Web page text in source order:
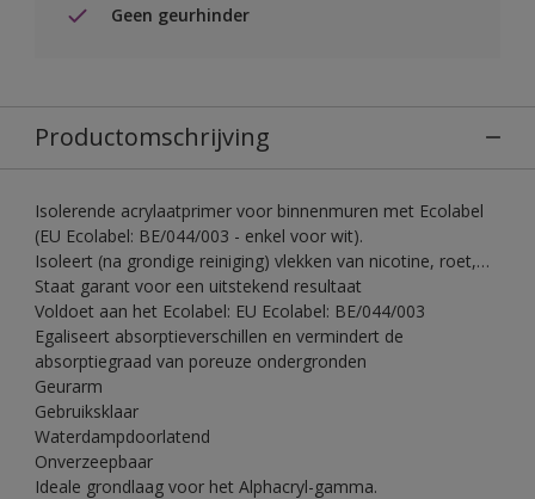
Geen geurhinder
Productomschrijving
Isolerende acrylaatprimer voor binnenmuren met Ecolabel
(EU Ecolabel: BE/044/003 - enkel voor wit).
Isoleert (na grondige reiniging) vlekken van nicotine, roet,…
Staat garant voor een uitstekend resultaat
Voldoet aan het Ecolabel: EU Ecolabel: BE/044/003
Egaliseert absorptieverschillen en vermindert de
absorptiegraad van poreuze ondergronden
Geurarm
Gebruiksklaar
Waterdampdoorlatend
Onverzeepbaar
Ideale grondlaag voor het Alphacryl-gamma.